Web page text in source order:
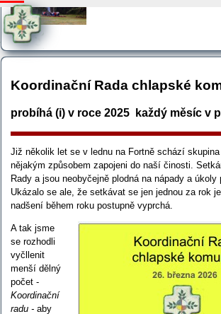
Koordinační Rada chlapské
probíhá (i) v roce 2025 každý měsíc v
Již několik let se v lednu na Fortně schází
nějakým způsobem zapojeni do naší činosti.
Rady a jsou neobyčejně plodná na nápady a úkoly
Ukázalo se ale, že setkávat se jen jednou za rok
nadšení během roku postupně vyprchá.
A tak jsme
se rozhodli
vyčllenit
menší dělný
počet -
Koordinační
radu - aby